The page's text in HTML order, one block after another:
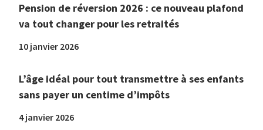
Pension de réversion 2026 : ce nouveau plafond
va tout changer pour les retraités
10 janvier 2026
L’âge idéal pour tout transmettre à ses enfants
sans payer un centime d’impôts
4 janvier 2026